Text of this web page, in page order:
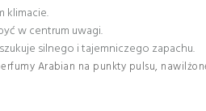
klimacie.
w centrum uwagi.
silnego i tajemniczego zapachu.
Arabian na punkty pulsu,